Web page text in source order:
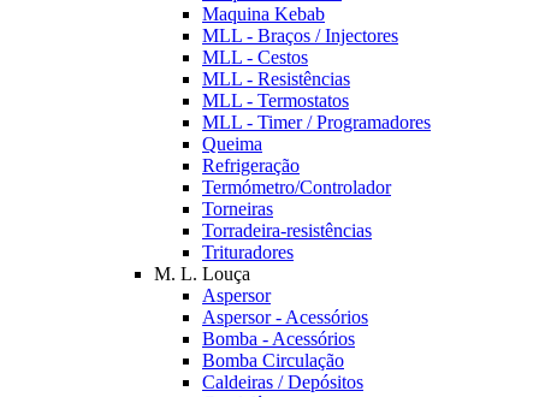
Maquina Kebab
MLL - Braços / Injectores
MLL - Cestos
MLL - Resistências
MLL - Termostatos
MLL - Timer / Programadores
Queima
Refrigeração
Termómetro/Controlador
Torneiras
Torradeira-resistências
Trituradores
M. L. Louça
Aspersor
Aspersor - Acessórios
Bomba - Acessórios
Bomba Circulação
Caldeiras / Depósitos